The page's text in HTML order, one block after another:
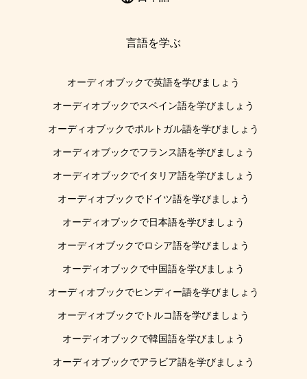
言語を学ぶ
オーディオブックで英語を学びましょう
オーディオブックでスペイン語を学びましょう
オーディオブックでポルトガル語を学びましょう
オーディオブックでフランス語を学びましょう
オーディオブックでイタリア語を学びましょう
オーディオブックでドイツ語を学びましょう
オーディオブックで日本語を学びましょう
オーディオブックでロシア語を学びましょう
オーディオブックで中国語を学びましょう
オーディオブックでヒンディー語を学びましょう
オーディオブックでトルコ語を学びましょう
オーディオブックで韓国語を学びましょう
オーディオブックでアラビア語を学びましょう